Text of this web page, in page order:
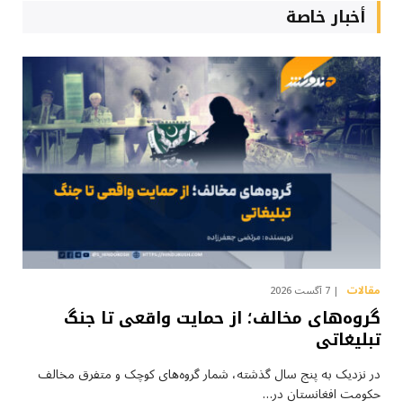
أخبار خاصة
مقالات 7 آگست 2026
گروه‌های مخالف؛ از حمایت واقعی تا جنگ
تبلیغاتی
در نزدیک به پنج سال گذشته، شمار گروه‌های کوچک و متفرق مخالف
حکومت افغانستان در…